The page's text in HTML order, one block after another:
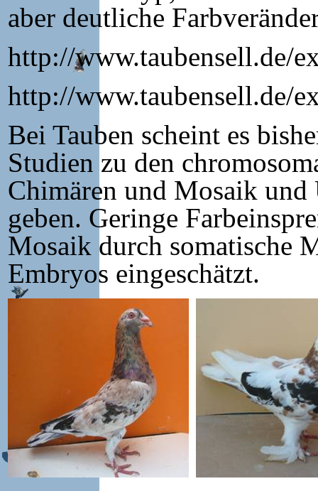
aber deutliche
http://www.taubensell.de/
http://www.taubensell.de/
Bei Tauben scheint es
Studien zu den
Chimären und Mosaik und
geben. Geringe
Mosaik durch somatische
Embryos eingeschätzt.